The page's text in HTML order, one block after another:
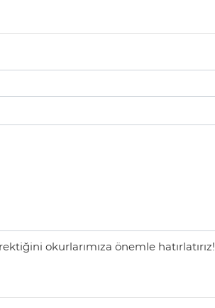
okurlarımıza önemle hatırlatırız!